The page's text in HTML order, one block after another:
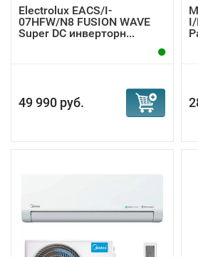
Electrolux EACS/I-
07HFW/N8 FUSION WAVE
Super DC инверторн...
49 990 руб.
I/